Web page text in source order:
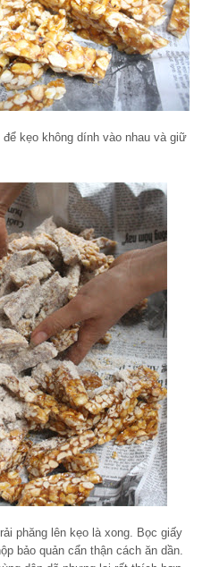
kẹo không dính vào nhau và giữ
phăng lên kẹo là xong. Bọc giấy
bảo quản cẩn thận cách ăn dần.